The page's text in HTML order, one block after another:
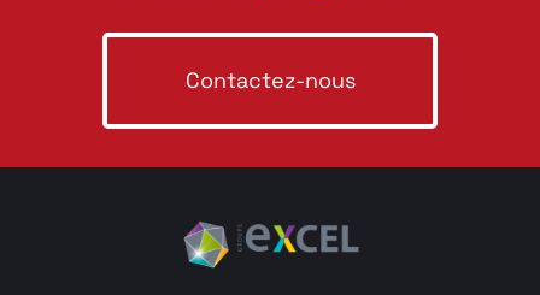
Contactez-nous